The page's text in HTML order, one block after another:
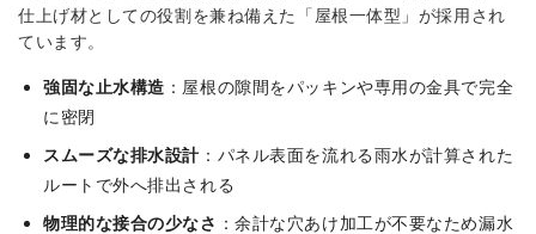
仕上げ材としての役割を兼ね備えた「屋根一体型」が採用され
ています。
強固な止水構造 ：屋根の隙間をパッキンや専用の金具で完全
に密閉
スムーズな排水設計 ：パネル表面を流れる雨水が計算された
ルートで外へ排出される
物理的な接合の少なさ ：余計な穴あけ加工が不要なため漏水